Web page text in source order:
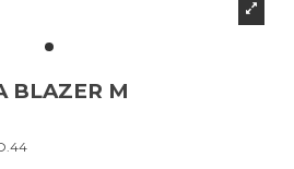
BLAZER M